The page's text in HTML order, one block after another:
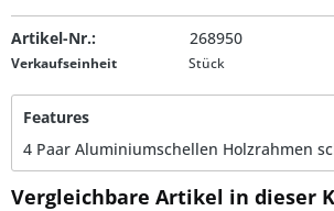
Artikel-Nr.: 268950
Verkaufseinheit Stück
Features
4 Paar Aluminiumschellen Holzrahmen
Vergleichbare Artikel in dieser